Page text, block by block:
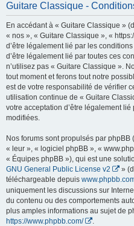
Guitare Classique -
En accédant à « Guitare Classique »
« nos », « Guitare Classique », «
d’être légalement lié par les
d’être légalement lié par toutes ces
n’utilisez pas « Guitare Classique ».
tout moment et ferons tout notre
est de votre responsabilité de vérifier
utilisation continue de « Guitare
votre acceptation d’être légalement
modifiées.
Nos forums sont propulsés par
« leur », « logiciel phpBB », «
« Équipes phpBB »), qui est une
GNU General Public License v2
»
téléchargeable depuis
uniquement les discussions sur
du contenu ou des comportements
plus amples informations au sujet de
https://www.phpbb.com/